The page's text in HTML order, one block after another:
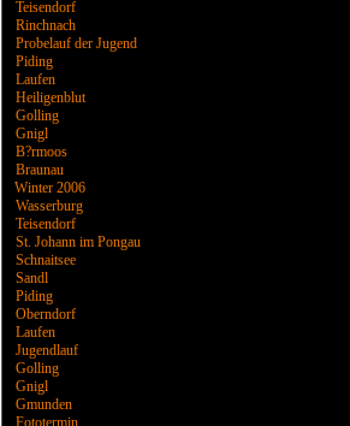
Teisendorf
Rinchnach
Probelauf der Jugend
Piding
Laufen
Heiligenblut
Golling
Gnigl
B?rmoos
Braunau
Winter 2006
Wasserburg
Teisendorf
St. Johann im Pongau
Schnaitsee
Sandl
Piding
Oberndorf
Laufen
Jugendlauf
Golling
Gnigl
Gmunden
Fototermin